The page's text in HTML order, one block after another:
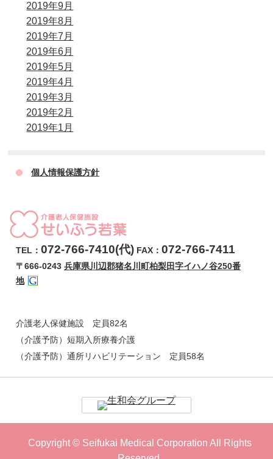
2019年9月
2019年8月
2019年7月
2019年6月
2019年5月
2019年4月
2019年3月
2019年2月
2019年1月
個人情報保護方針
TEL：072-766-7410(代) FAX：072-766-7411
〒666-0243兵庫県川辺郡猪名川町柏梨田字イハノ谷250番
地
介護老人保健施設 定員82名
（介護予防）短期入所療養介護
（介護予防）通所リハビリテーション 定員58名
Copyright © Seifukai Medical Corporation All Rights